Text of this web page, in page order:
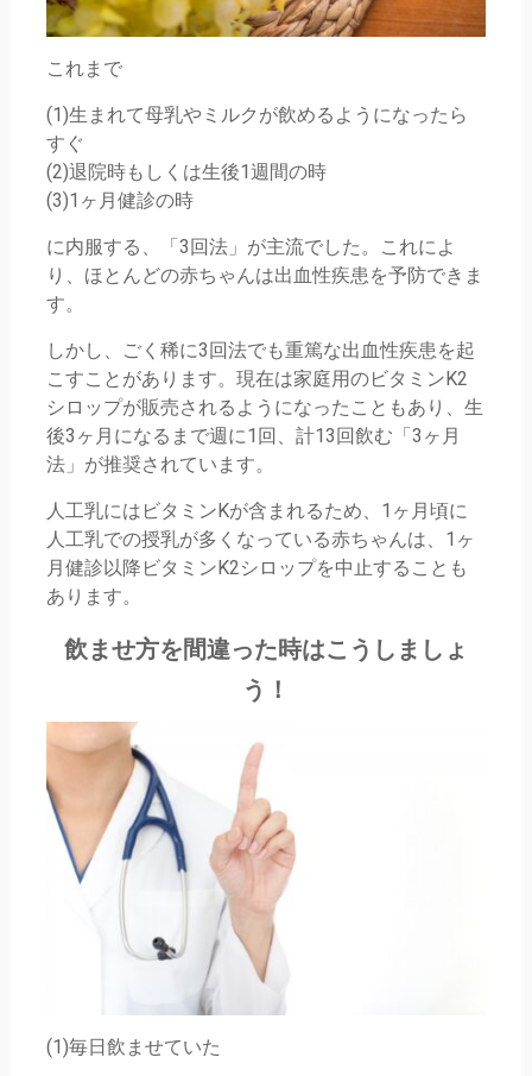
これまで
(1)生まれて母乳やミルクが飲めるようになったら
すぐ
(2)退院時もしくは生後1週間の時
(3)1ヶ月健診の時
に内服する、「3回法」が主流でした。これによ
り、ほとんどの赤ちゃんは出血性疾患を予防できま
す。
しかし、ごく稀に3回法でも重篤な出血性疾患を起
こすことがあります。現在は家庭用のビタミンK2
シロップが販売されるようになったこともあり、生
後3ヶ月になるまで週に1回、計13回飲む「3ヶ月
法」が推奨されています。
人工乳にはビタミンKが含まれるため、1ヶ月頃に
人工乳での授乳が多くなっている赤ちゃんは、1ヶ
月健診以降ビタミンK2シロップを中止することも
あります。
飲ませ方を間違った時はこうしましょ
う！
(1)毎日飲ませていた